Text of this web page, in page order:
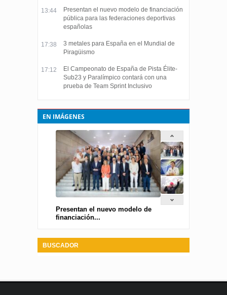
13:44
Presentan el nuevo modelo de financiación
pública para las federaciones deportivas
españolas
17:38
3 metales para España en el Mundial de
Piragüismo
17:12
El Campeonato de España de Pista Élite-
Sub23 y Paralímpico contará con una
prueba de Team Sprint Inclusivo
EN IMÁGENES
Presentan el nuevo modelo de
financiación...
BUSCADOR